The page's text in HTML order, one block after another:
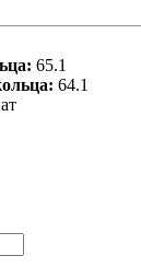
65.1
64.1